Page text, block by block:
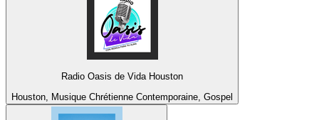
Radio Oasis de Vida Houston
Houston, Musique Chrétienne Contemporaine, Gospel